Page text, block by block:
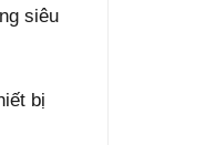
siêu
bị